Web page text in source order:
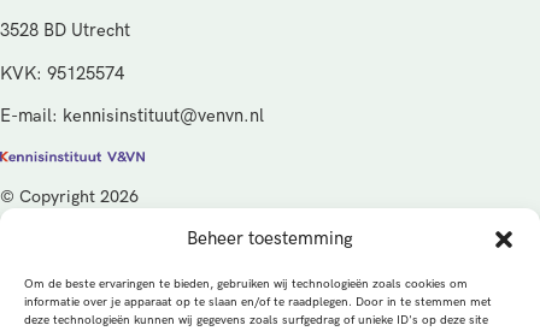
Beheer toestemming
Om de beste ervaringen te bieden, gebruiken wij technologieën zoals cookies om
informatie over je apparaat op te slaan en/of te raadplegen. Door in te stemmen met
deze technologieën kunnen wij gegevens zoals surfgedrag of unieke ID's op deze site
3528 BD Utrecht
KVK: 95125574
E-mail: kennisinstituut@venvn.nl
© Copyright 2026
De activiteiten van het Kennisinstituut V&VN worden gefinancierd
vanuit de kwaliteitsgelden van het ministerie van Volksgezondheid,
Welzijn en Sport (VWS), beheerd door ZonMw.